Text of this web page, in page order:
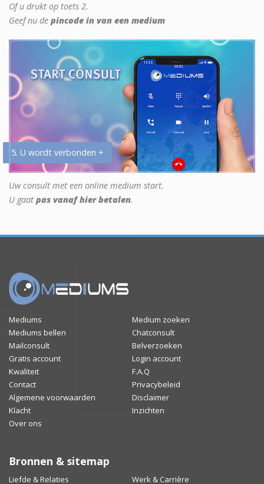
Of u drukt op toets 2.
Geef nu de pincode in van een medium
5. U wordt verbonden +
Uw consult met een online medium start.
U gaat pas vanaf hier betalen.
Mediums
Medium zoeken
Mediums bellen
Chatconsult
Mailconsult
Belverzoeken
Gratis account
Login account
Kwaliteit
F.A.Q
Contact
Privacybeleid
Algemene voorwaarden
Disclaimer
Klacht
Inzichten
Over ons
Bronnen & sitemap
Liefde & Relaties Werk & Carrière